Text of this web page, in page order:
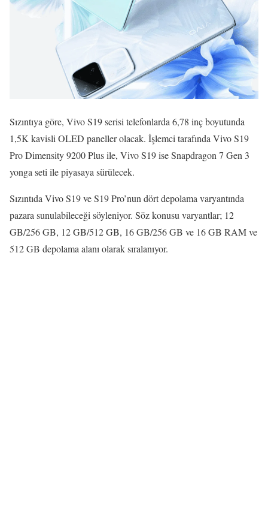
Sızıntıya göre, Vivo S19 serisi telefonlarda 6,78 inç boyutunda
1,5K kavisli OLED paneller olacak. İşlemci tarafında Vivo S19
Pro Dimensity 9200 Plus ile, Vivo S19 ise Snapdragon 7 Gen 3
yonga seti ile piyasaya sürülecek.
Sızıntıda Vivo S19 ve S19 Pro’nun dört depolama varyantında
pazara sunulabileceği söyleniyor. Söz konusu varyantlar; 12
GB/256 GB, 12 GB/512 GB, 16 GB/256 GB ve 16 GB RAM ve
512 GB depolama alanı olarak sıralanıyor.